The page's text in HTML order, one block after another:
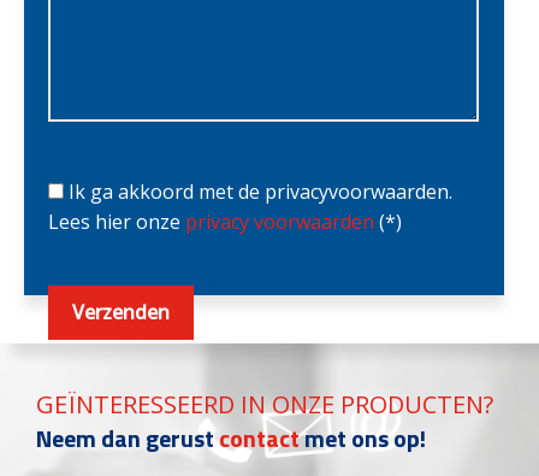
Ik ga akkoord met de privacyvoorwaarden.
Lees hier onze privacy voorwaarden (*)
GEÏNTERESSEERD IN ONZE PRODUCTEN?
Neem dan gerustcontactmet ons op!